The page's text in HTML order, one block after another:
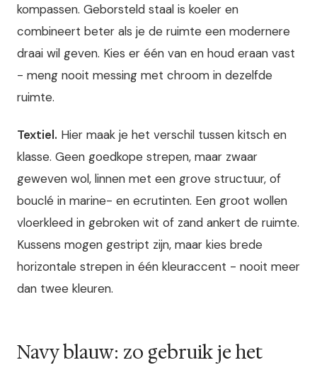
kompassen. Geborsteld staal is koeler en
combineert beter als je de ruimte een modernere
draai wil geven. Kies er één van en houd eraan vast
- meng nooit messing met chroom in dezelfde
ruimte.
Textiel. Hier maak je het verschil tussen kitsch en
klasse. Geen goedkope strepen, maar zwaar
geweven wol, linnen met een grove structuur, of
bouclé in marine- en ecrutinten. Een groot wollen
vloerkleed in gebroken wit of zand ankert de ruimte.
Kussens mogen gestript zijn, maar kies brede
horizontale strepen in één kleuraccent - nooit meer
dan twee kleuren.
Navy blauw: zo gebruik je het